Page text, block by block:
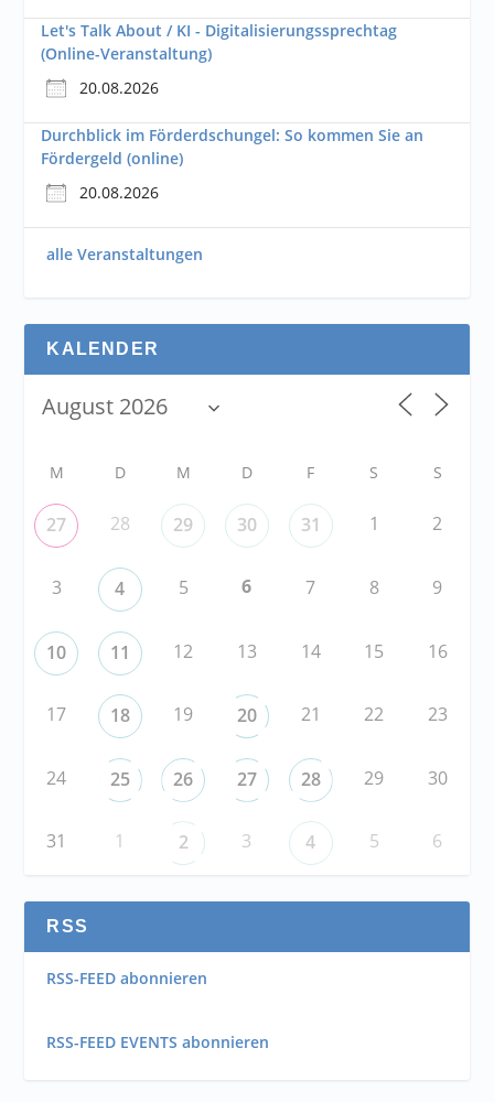
Let's Talk About / KI - Digitalisierungssprechtag
(Online-Veranstaltung)
20.08.2026
Durchblick im Förderdschungel: So kommen Sie an
Fördergeld (online)
20.08.2026
alle Veranstaltungen
KALENDER
M D M D F S S
27 28 29 30 31 1 2
3 4 5 6 7 8 9
10 11 12 13 14 15 16
17 18 19 20 21 22 23
24 25 26 27 28 29 30
31 1 2 3 4 5 6
RSS
RSS-FEED abonnieren
RSS-FEED EVENTS abonnieren